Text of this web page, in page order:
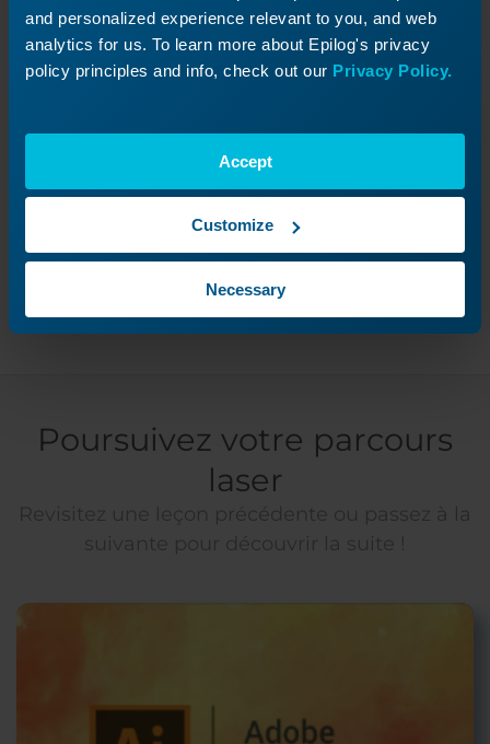
and personalized experience relevant to you, and web
analytics for us. To learn more about Epilog's privacy
policy principles and info, check out our Privacy Policy.
Accept
Customize
Necessary
photo à 600 dpi, puis cliquez sur Appliquer.
Cela vous a-t-il été utile ?
Oui
Poursuivez votre parcours
laser